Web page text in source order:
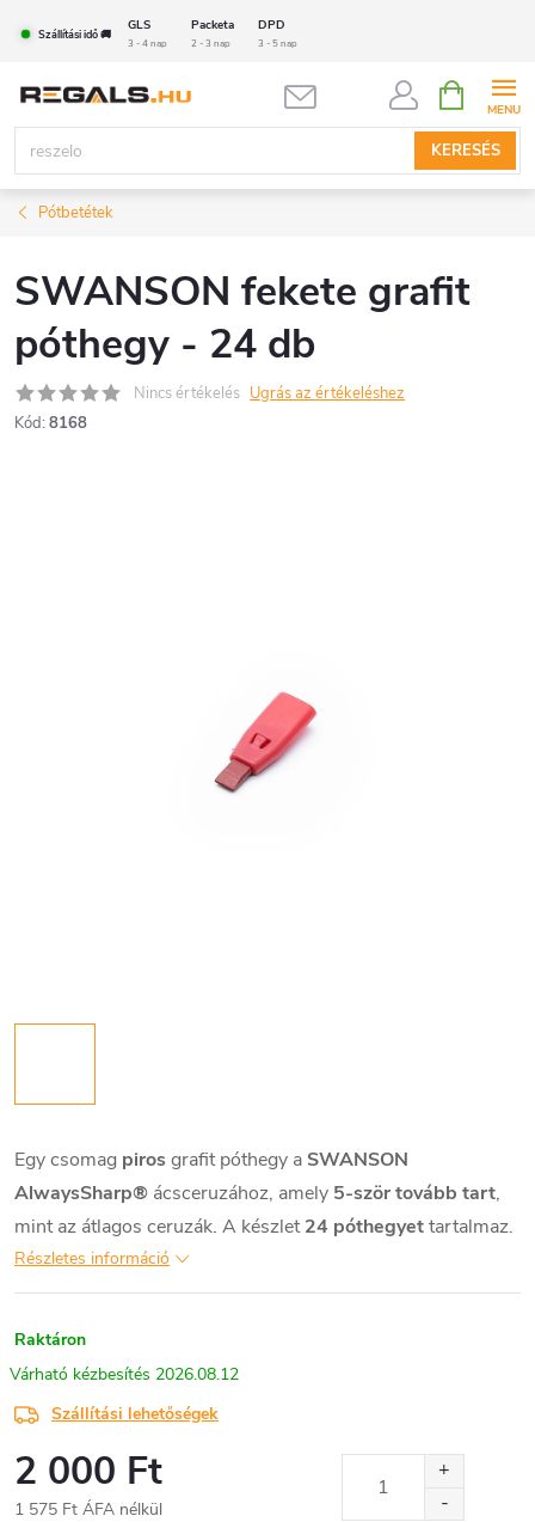
tartalomhoz
Szállítási idő 🚚
GLS Packeta DPD
3 - 4 nap 2 - 3 nap 3 - 5 nap
KERESÉS
KOSÁR
Pótbetétek
SWANSON fekete grafit
póthegy - 24 db
Nincs értékelés Ugrás az értékeléshez
Kód: 8168
Egy csomag piros grafit póthegy a SWANSON
AlwaysSharp® ácsceruzához, amely 5-ször tovább tart,
mint az átlagos ceruzák. A készlet24 póthegyettartalmaz.
Részletes információ
Raktáron
2026.08.12
Szállítási lehetőségek
2 000 Ft
1 575 Ft ÁFA nélkül